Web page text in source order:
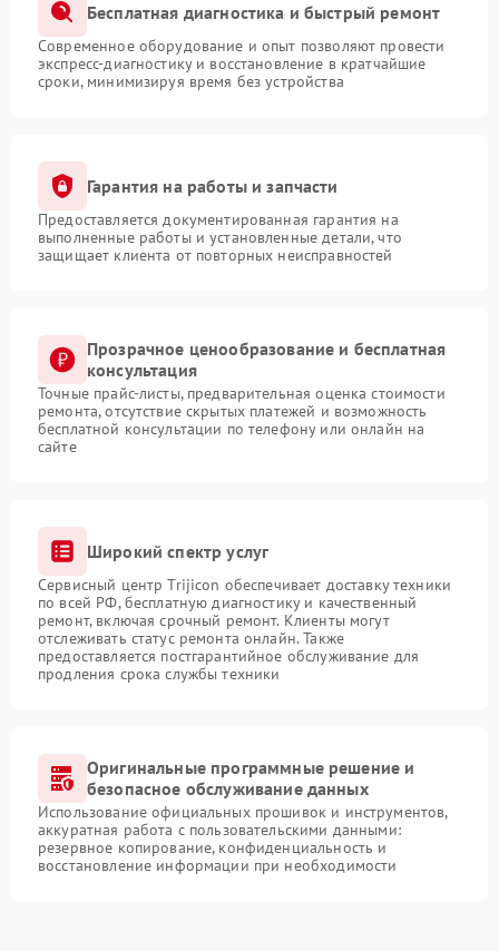
Бесплатная диагностика и быстрый ремонт
Современное оборудование и опыт позволяют провести
экспресс-диагностику и восстановление в кратчайшие
сроки, минимизируя время без устройства
Гарантия на работы и запчасти
Предоставляется документированная гарантия на
выполненные работы и установленные детали, что
защищает клиента от повторных неисправностей
Прозрачное ценообразование и бесплатная
консультация
Точные прайс-листы, предварительная оценка стоимости
ремонта, отсутствие скрытых платежей и возможность
бесплатной консультации по телефону или онлайн на
сайте
Широкий спектр услуг
Сервисный центр Trijicon обеспечивает доставку техники
по всей РФ, бесплатную диагностику и качественный
ремонт, включая срочный ремонт. Клиенты могут
отслеживать статус ремонта онлайн. Также
предоставляется постгарантийное обслуживание для
продления срока службы техники
Оригинальные программные решение и
безопасное обслуживание данных
Использование официальных прошивок и инструментов,
аккуратная работа с пользовательскими данными:
резервное копирование, конфиденциальность и
восстановление информации при необходимости